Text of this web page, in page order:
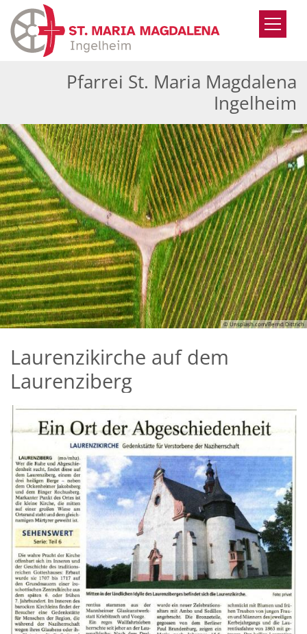
Zum Inhalt springen
Pfarrei St. Maria Magdalena
Ingelheim
© Unsplash.com/Bernd Dittrich
Laurenzikirche auf dem
Laurenziberg